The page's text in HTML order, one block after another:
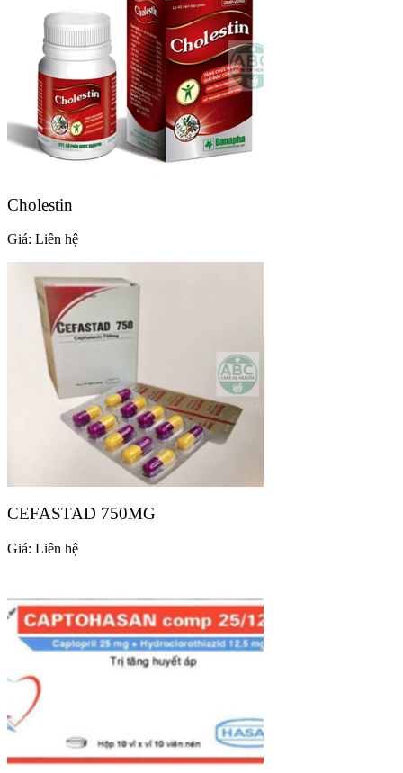
Cholestin
Giá: Liên hệ
CEFASTAD 750MG
Giá: Liên hệ